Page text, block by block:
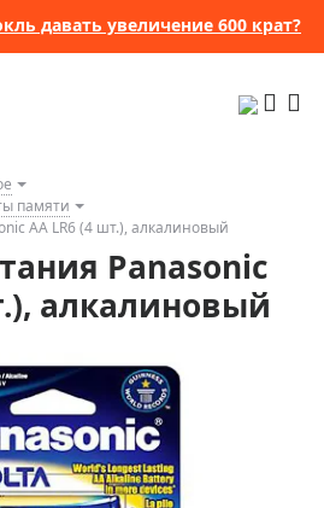
давать увеличение 600 крат?
памяти
AA LR6 (4 шт.), алкалиновый
Panasonic
алкалиновый